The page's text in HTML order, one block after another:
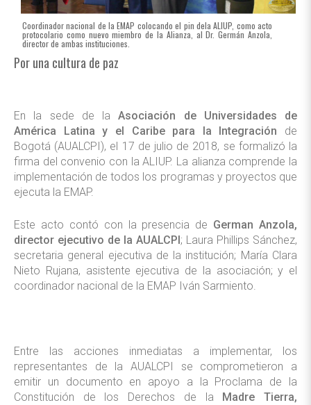
Coordinador nacional de la EMAP colocando el pin dela ALIUP, como acto
protocolario como nuevo miembro de la Alianza, al Dr. Germán Anzola,
director de ambas instituciones.
Por una cultura de paz
En la sede de laAsociación de Universidades de
América Latina y el Caribe para la Integración de
Bogotá (AUALCPI), el 17 de julio de 2018, se formalizó la
firma del convenio con la ALIUP. La alianza comprende la
implementación de todos los programas y proyectos que
ejecuta la EMAP.
Este acto contó con la presencia de German Anzola,
director ejecutivo de la AUALCPI ; Laura Phillips Sánchez,
secretaria general ejecutiva de la institución; María Clara
Nieto Rujana, asistente ejecutiva de la asociación; y el
coordinador nacional de la EMAP Iván Sarmiento.
Entre las acciones inmediatas a implementar, los
representantes de la AUALCPI se comprometieron a
emitir un documento en apoyo a la Proclama de la
Constitución de los Derechos de la
Madre Tierra,